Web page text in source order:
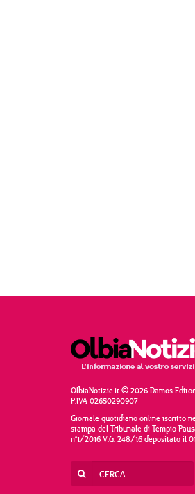
OlbiaNotizie.it © 2026 Damos
P.IVA 02650290907
Giornale quotidiano online iscritto
stampa del Tribunale di Tempio
n°1/2016 V.G. 248/16 depositato il